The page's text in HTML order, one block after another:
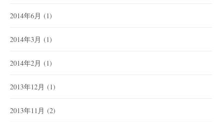
2014年6月 (1)
2014年3月 (1)
2014年2月 (1)
2013年12月 (1)
2013年11月 (2)